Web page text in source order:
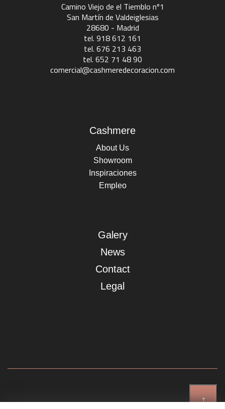
↑
Camino Viejo de el Tiemblo nº1
San Martín de Valdeiglesias
28680 - Madrid
tel. 918 612 161
tel. 676 213 463
tel. 652 71 48 90
comercial@cashmeredecoracion.com
Cashmere
About Us
Showroom
Inspiraciones
Empleo
Galery
News
Contact
Legal